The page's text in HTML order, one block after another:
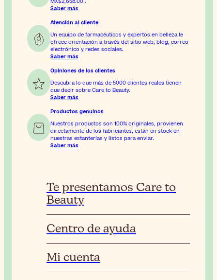
Saber más
Atención al cliente
Un equipo de farmacéuticos y expertos en belleza le
ofrece orientación a través del sitio web, blog, correo
electrónico y redes sociales.
Saber más
Opiniones de los clientes
Descubra lo que más de 5000 clientes reales tienen
que decir sobre Care to Beauty.
Saber más
Productos genuinos
Nuestros productos son 100% originales, provienen
directamente de los fabricantes, están en stock en
nuestras estanterías y listos para enviar.
Saber más
Te presentamos Care to
Beauty
Centro de ayuda
Mi cuenta